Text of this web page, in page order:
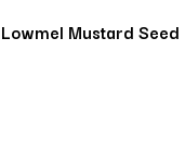
Mustard Seed